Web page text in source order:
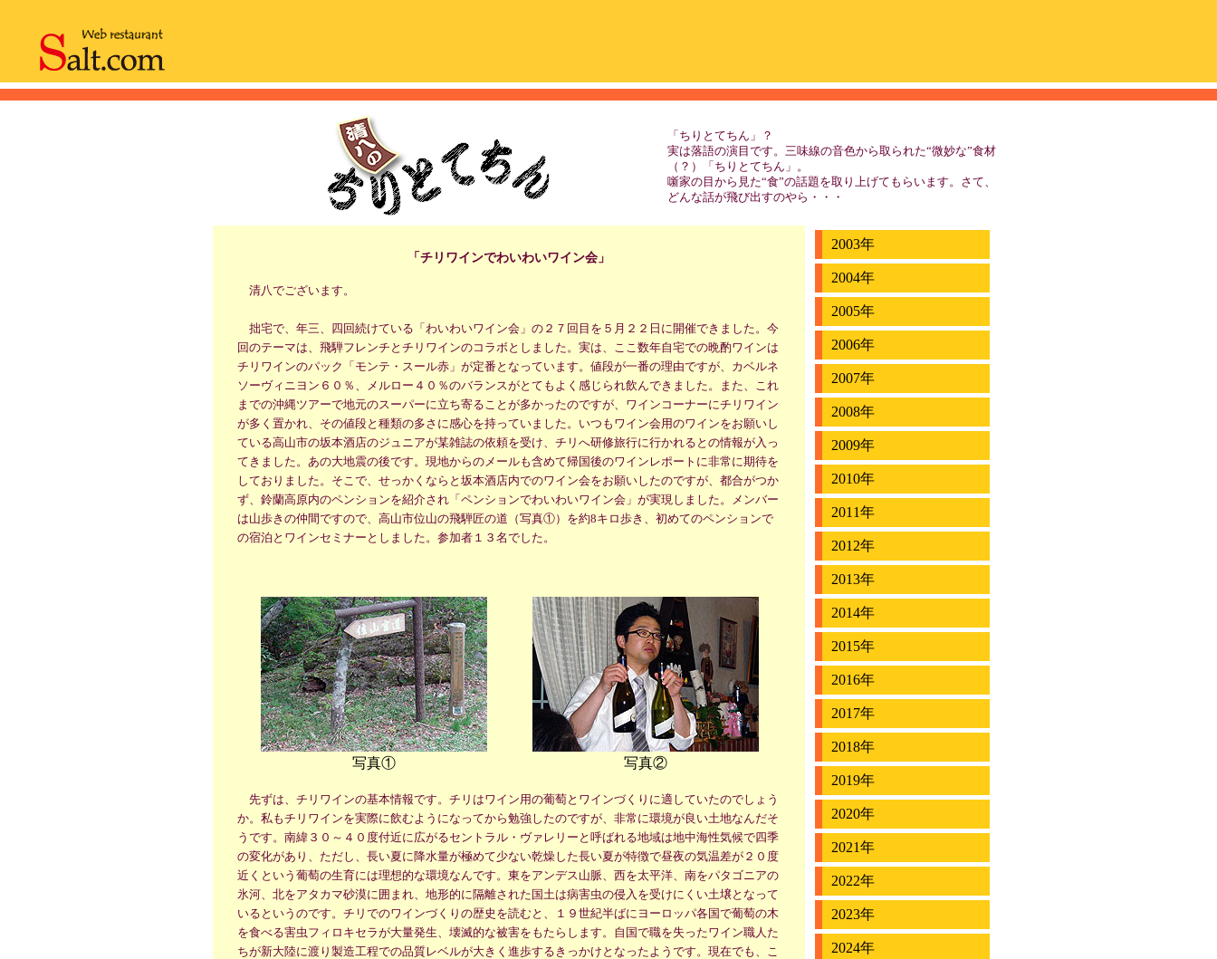
「ちりとてちん」？
実は落語の演目です。三味線の音色から取られた“微妙な”食材
（？）「ちりとてちん」。
噺家の目から見た“食”の話題を取り上げてもらいます。さて、
どんな話が飛び出すのやら・・・
「チリワインでわいわいワイン会」
清八でございます。
拙宅で、年三、四回続けている「わいわいワイン会」の２７回目を５月２２日に開催できました。今
回のテーマは、飛騨フレンチとチリワインのコラボとしました。実は、ここ数年自宅での晩酌ワインは
チリワインのパック「モンテ・スール赤」が定番となっています。値段が一番の理由ですが、カベルネ
ソーヴィニヨン６０％、メルロー４０％のバランスがとてもよく感じられ飲んできました。また、これ
までの沖縄ツアーで地元のスーパーに立ち寄ることが多かったのですが、ワインコーナーにチリワイン
が多く置かれ、その値段と種類の多さに感心を持っていました。いつもワイン会用のワインをお願いし
ている高山市の坂本酒店のジュニアが某雑誌の依頼を受け、チリへ研修旅行に行かれるとの情報が入っ
てきました。あの大地震の後です。現地からのメールも含めて帰国後のワインレポートに非常に期待を
しておりました。そこで、せっかくならと坂本酒店内でのワイン会をお願いしたのですが、都合がつか
ず、鈴蘭高原内のペンションを紹介され「ペンションでわいわいワイン会」が実現しました。メンバー
は山歩きの仲間ですので、高山市位山の飛騨匠の道（写真①）を約8キロ歩き、初めてのペンションで
の宿泊とワインセミナーとしました。参加者１３名でした。
写真① 写真②
先ずは、チリワインの基本情報です。チリはワイン用の葡萄とワインづくりに適していたのでしょう
か。私もチリワインを実際に飲むようになってから勉強したのですが、非常に環境が良い土地なんだそ
うです。南緯３０～４０度付近に広がるセントラル・ヴァレリーと呼ばれる地域は地中海性気候で四季
の変化があり、ただし、長い夏に降水量が極めて少ない乾燥した長い夏が特徴で昼夜の気温差が２０度
近くという葡萄の生育には理想的な環境なんです。東をアンデス山脈、西を太平洋、南をパタゴニアの
氷河、北をアタカマ砂漠に囲まれ、地形的に隔離された国土は病害虫の侵入を受けにくい土壌となって
いるというのです。チリでのワインづくりの歴史を読むと、１９世紀半ばにヨーロッパ各国で葡萄の木
を食べる害虫フィロキセラが大量発生、壊滅的な被害をもたらします。自国で職を失ったワイン職人た
ちが新大陸に渡り製造工程での品質レベルが大きく進歩するきっかけとなったようです。現在でも、こ
2003年
2004年
2005年
2006年
2007年
2008年
2009年
2010年
2011年
2012年
2013年
2014年
2015年
2016年
2017年
2018年
2019年
2020年
2021年
2022年
2023年
2024年